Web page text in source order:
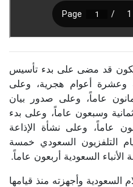
(1429هـ – 2008م)، يكون قد مضى على بدء تأسيس
وعشرة أعوام هجرية، وعلى
عاماً، وعلى صدور بيان
وسبعون عاماً، وعلى بدء
عاماً، وعلى نشأة الإذاعة
التلفزيون السعودي خمسة
السعودية أربعون عاماً.
وأجهزته منذ قيامها